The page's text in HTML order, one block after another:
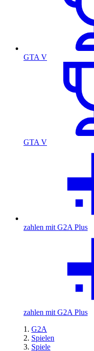
GTA V
GTA V
zahlen mit G2A Plus
zahlen mit G2A Plus
G2A
Spielen
Spiele